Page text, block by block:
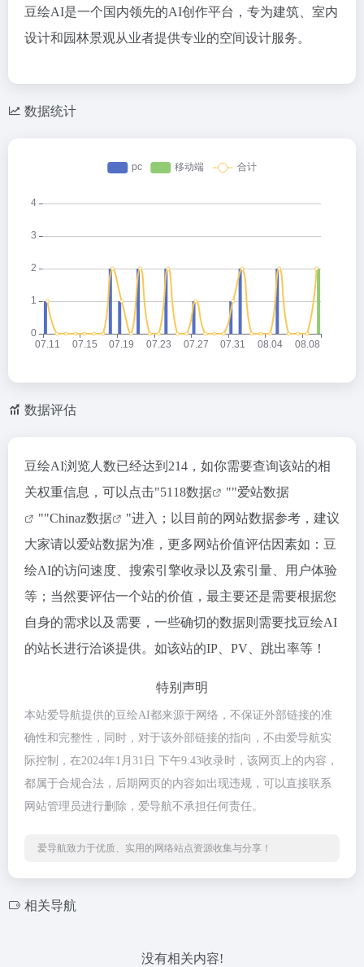
豆绘AI是一个国内领先的AI创作平台，专为建筑、室内
设计和园林景观从业者提供专业的空间设计服务。
数据统计
数据评估
豆绘AI浏览人数已经达到214，如你需要查询该站的相
关权重信息，可以点击"5118数据 ""爱站数据
""Chinaz数据
"进入；以目前的网站数据参考，建议
大家请以爱站数据为准，更多网站价值评估因素如：豆
绘AI的访问速度、搜索引擎收录以及索引量、用户体验
等；当然要评估一个站的价值，最主要还是需要根据您
自身的需求以及需要，一些确切的数据则需要找豆绘AI
的站长进行洽谈提供。如该站的IP、PV、跳出率等！
特别声明
本站爱导航提供的豆绘AI都来源于网络，不保证外部链接的准
确性和完整性，同时，对于该外部链接的指向，不由爱导航实
际控制，在2024年1月31日 下午9:43收录时，该网页上的内容，
都属于合规合法，后期网页的内容如出现违规，可以直接联系
网站管理员进行删除，爱导航不承担任何责任。
爱导航致力于优质、实用的网络站点资源收集与分享！
相关导航
没有相关内容!